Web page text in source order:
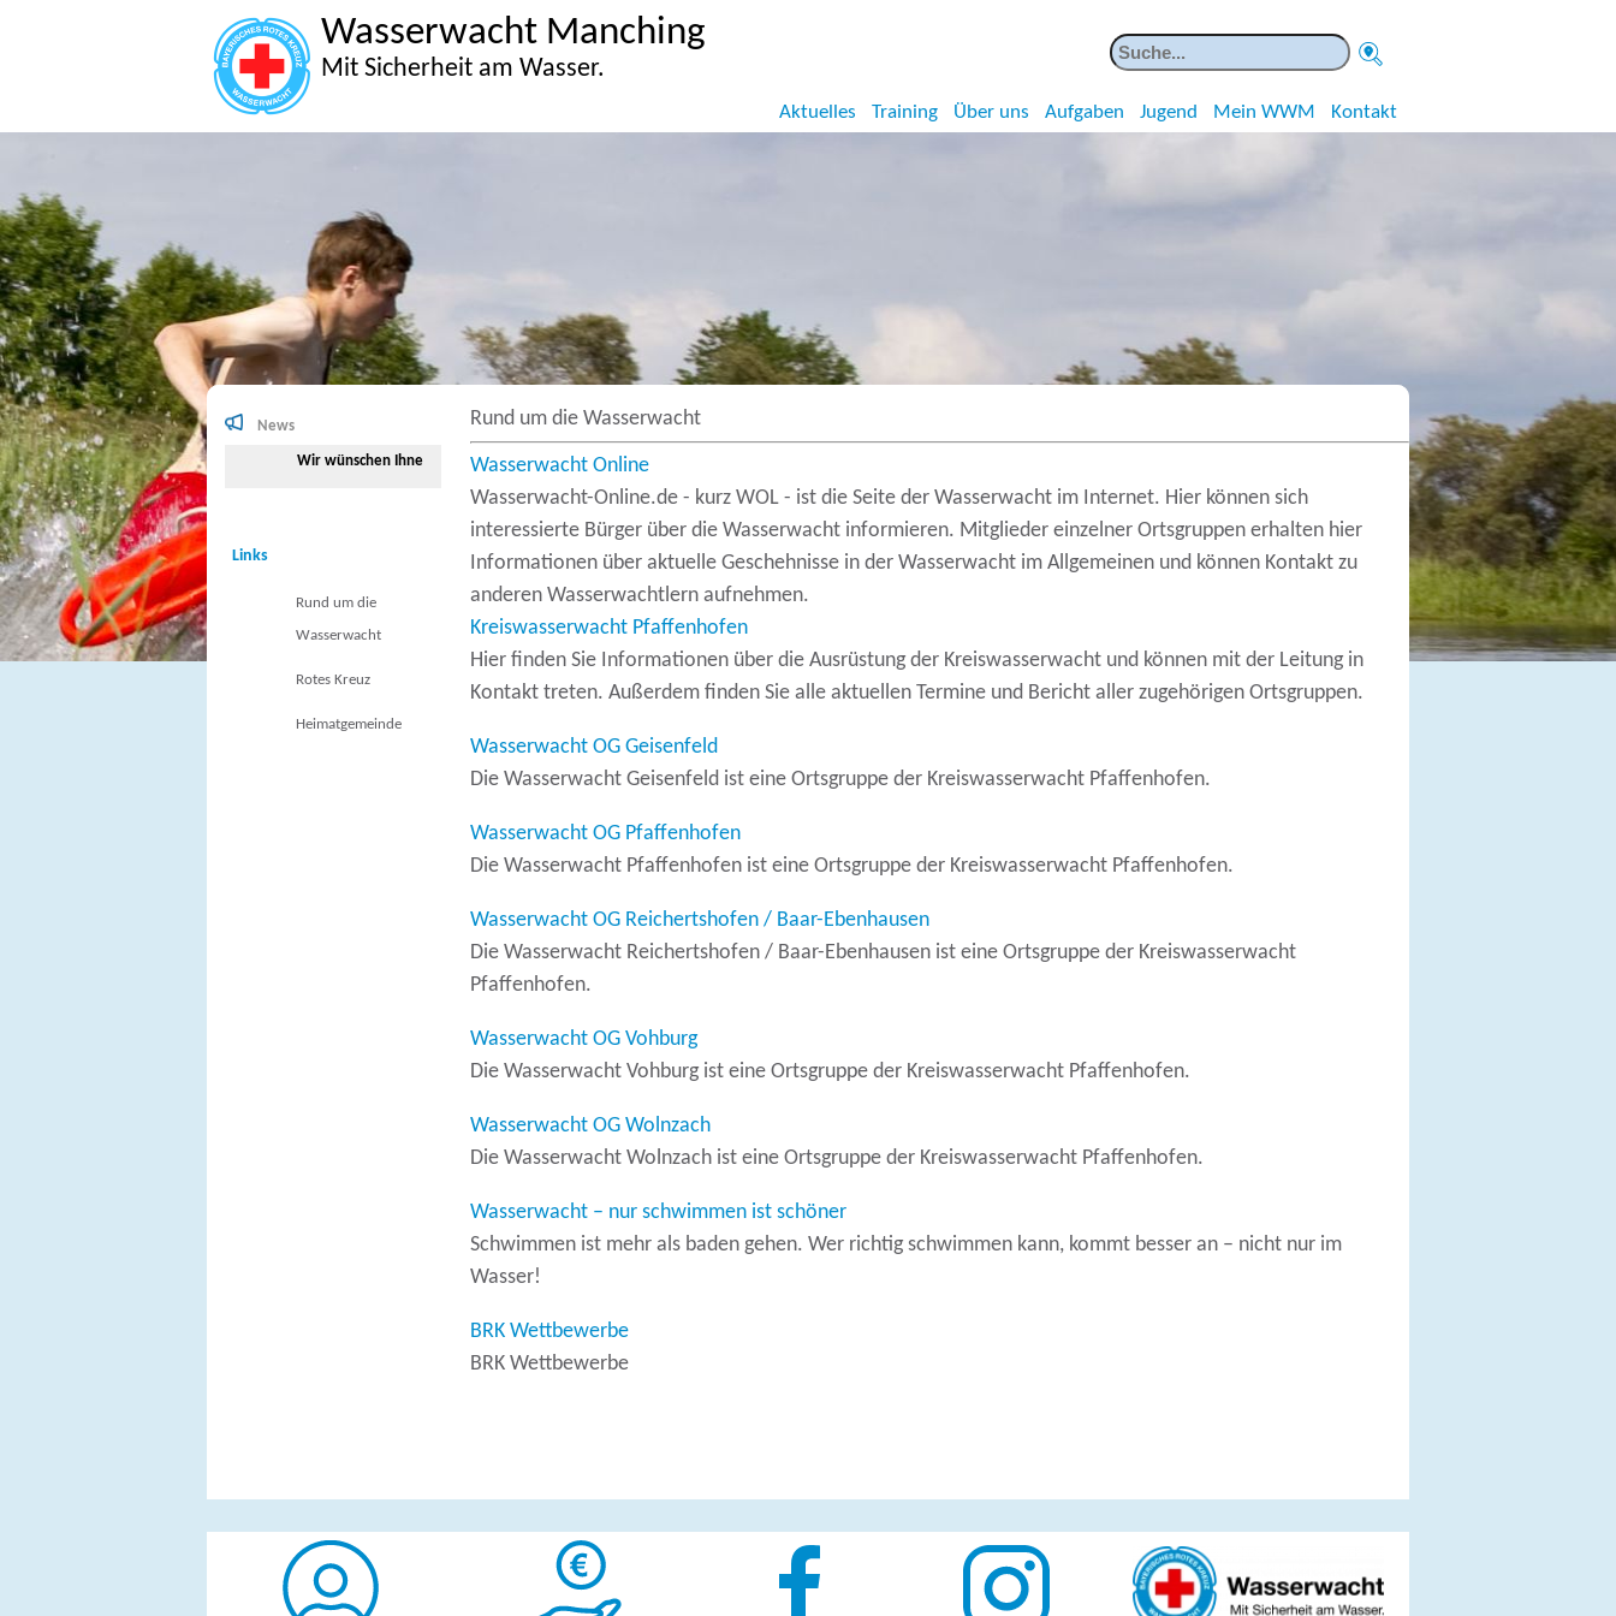
Wasserwacht Manching
Mit Sicherheit am Wasser.
Aktuelles Training Über uns Aufgaben Jugend Mein WWM Kontakt
News
Wir wünschen Ihnen viel Spaß beim Surfen auf der Internetseite der Wasserwacht Manching.
Links
Rund um die
Wasserwacht
Rotes Kreuz
Heimatgemeinde
Rund um die Wasserwacht
Wasserwacht Online
Wasserwacht-Online.de - kurz WOL - ist die Seite der Wasserwacht im Internet. Hier können sich
interessierte Bürger über die Wasserwacht informieren. Mitglieder einzelner Ortsgruppen erhalten hier
Informationen über aktuelle Geschehnisse in der Wasserwacht im Allgemeinen und können Kontakt zu
anderen Wasserwachtlern aufnehmen.
Kreiswasserwacht Pfaffenhofen
Hier finden Sie Informationen über die Ausrüstung der Kreiswasserwacht und können mit der Leitung in
Kontakt treten. Außerdem finden Sie alle aktuellen Termine und Bericht aller zugehörigen Ortsgruppen.
Wasserwacht OG Geisenfeld
Die Wasserwacht Geisenfeld ist eine Ortsgruppe der Kreiswasserwacht Pfaffenhofen.
Wasserwacht OG Pfaffenhofen
Die Wasserwacht Pfaffenhofen ist eine Ortsgruppe der Kreiswasserwacht Pfaffenhofen.
Wasserwacht OG Reichertshofen / Baar-Ebenhausen
Die Wasserwacht Reichertshofen / Baar-Ebenhausen ist eine Ortsgruppe der Kreiswasserwacht
Pfaffenhofen.
Wasserwacht OG Vohburg
Die Wasserwacht Vohburg ist eine Ortsgruppe der Kreiswasserwacht Pfaffenhofen.
Wasserwacht OG Wolnzach
Die Wasserwacht Wolnzach ist eine Ortsgruppe der Kreiswasserwacht Pfaffenhofen.
Wasserwacht – nur schwimmen ist schöner
Schwimmen ist mehr als baden gehen. Wer richtig schwimmen kann, kommt besser an – nicht nur im
Wasser!
BRK Wettbewerbe
BRK Wettbewerbe